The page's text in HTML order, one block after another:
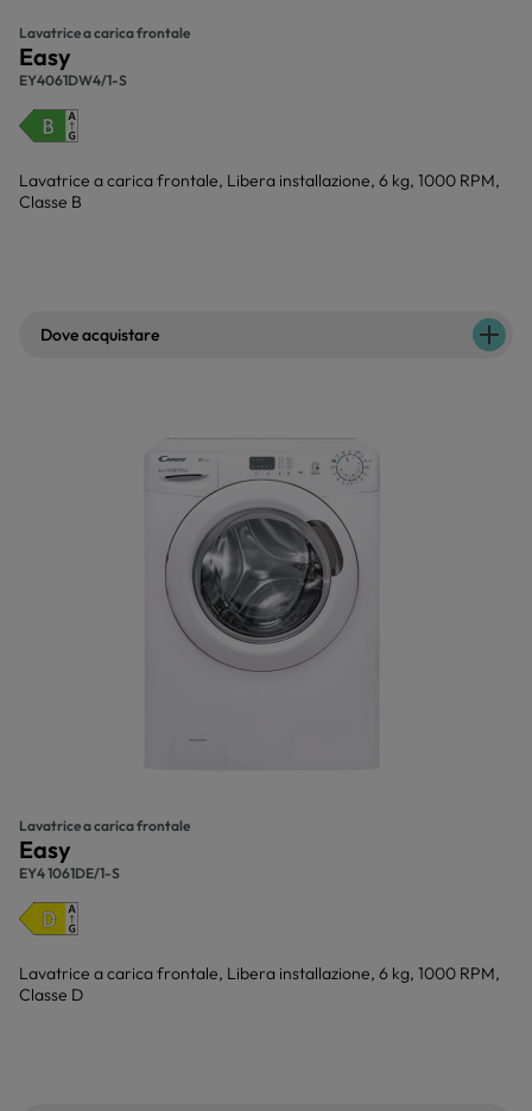
Lavatrice a carica frontale
Easy
EY4061DW4/1-S
Lavatrice a carica frontale, Libera installazione, 6 kg, 1000 RPM,
Classe B
Dove acquistare
Lavatrice a carica frontale
Easy
EY4 1061DE/1-S
Lavatrice a carica frontale, Libera installazione, 6 kg, 1000 RPM,
Classe D